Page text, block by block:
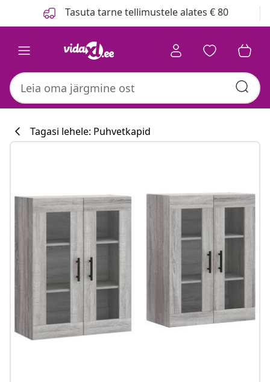
Tasuta tarne tellimustele alates € 80
Tagasi lehele: Puhvetkapid